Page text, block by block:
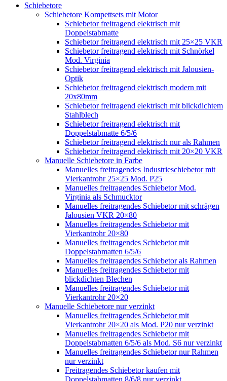
Schiebetore
Schiebetore Kompettsets mit Motor
Schiebetor freitragend elektrisch mit
Doppelstabmatte
Schiebetor freitragend elektrisch mit 25×25 VKR
Schiebetor freitragend elektrisch mit Schnörkel
Mod. Virginia
Schiebetor freitragend elektrisch mit Jalousien-
Optik
Schiebetor freitragend elektrisch modern mit
20x80mm
Schiebetor freitragend elektrisch mit blickdichtem
Stahlblech
Schiebetor freitragend elektrisch mit
Doppelstabmatte 6/5/6
Schiebetor freitragend elektrisch nur als Rahmen
Schiebetor freitragend elektrisch mit 20×20 VKR
Manuelle Schiebetore in Farbe
Manuelles freitragendes Industrieschiebetor mit
Vierkantrohr 25×25 Mod. P25
Manuelles freitragendes Schiebetor Mod.
Virginia als Schmucktor
Manuelles freitragendes Schiebetor mit schrägen
Jalousien VKR 20×80
Manuelles freitragendes Schiebetor mit
Vierkantrohr 20×80
Manuelles freitragendes Schiebetor mit
Doppelstabmatten 6/5/6
Manuelles freitragendes Schiebetor als Rahmen
Manuelles freitragendes Schiebetor mit
blickdichten Blechen
Manuelles freitragendes Schiebetor mit
Vierkantrohr 20×20
Manuelle Schiebetore nur verzinkt
Manuelles freitragendes Schiebetor mit
Vierkantrohr 20×20 als Mod. P20 nur verzinkt
Manuelles freitragendes Schiebetor mit
Doppelstabmatten 6/5/6 als Mod. S6 nur verzinkt
Manuelles freitragendes Schiebetor nur Rahmen
nur verzinkt
Freitragendes Schiebetor kaufen mit
Doppelstabmatten 8/6/8 nur verzinkt